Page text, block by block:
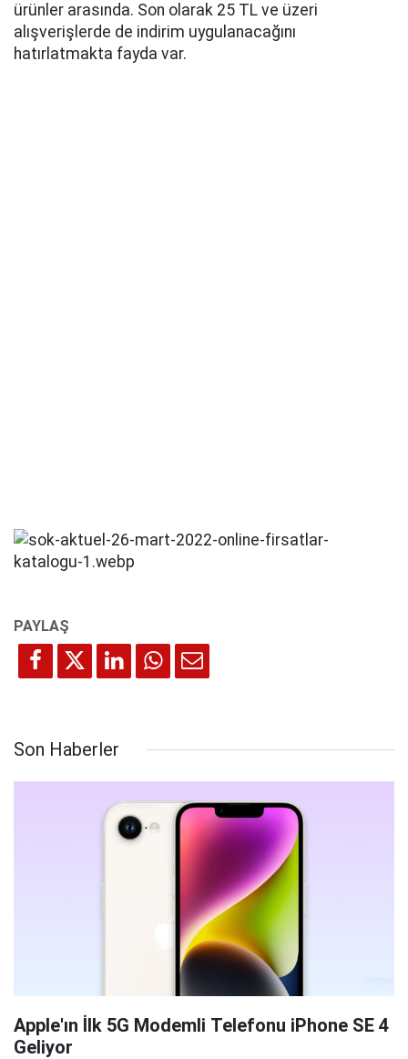
ürünler arasında. Son olarak ​​​​​​​25 TL ve üzeri
alışverişlerde de indirim uygulanacağını
hatırlatmakta fayda var.
Son Haberler
Apple'ın İlk 5G Modemli Telefonu iPhone SE 4
Geliyor